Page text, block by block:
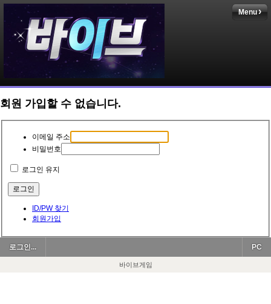
Menu
회원 가입할 수 없습니다.
이메일 주소
비밀번호
로그인 유지
ID/PW 찾기
회원가입
로그인... PC
바이브게임